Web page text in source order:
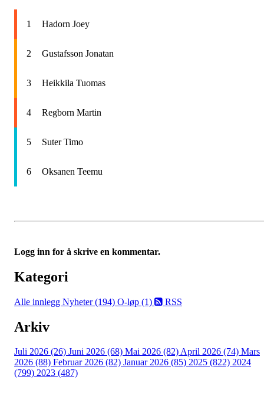
1 Hadorn Joey
2 Gustafsson Jonatan
3 Heikkila Tuomas
4 Regborn Martin
5 Suter Timo
6 Oksanen Teemu
Logg inn for å skrive en kommentar.
Kategori
Alle innlegg Nyheter (194) O-løp (1) RSS
Arkiv
Juli 2026 (26) Juni 2026 (68) Mai 2026 (82)April 2026 (74) Mars
2026 (88) Februar 2026 (82) Januar 2026 (85) 2025 (822) 2024
(799) 2023 (487)